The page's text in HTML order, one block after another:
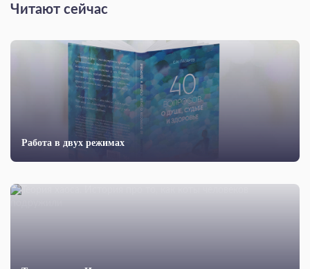
Читают сейчас
Работа в двух режимах